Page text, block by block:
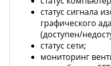
статус сигнала
графического
(доступен/
статус сети;
мониторинг